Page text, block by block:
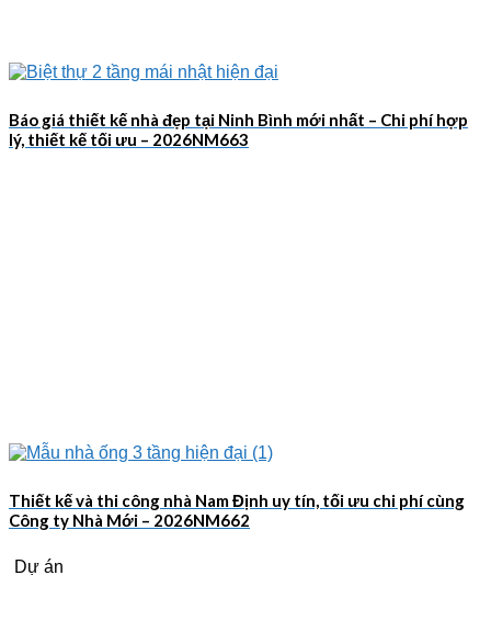
Báo giá thiết kế nhà đẹp tại Ninh Bình mới nhất – Chi phí hợp
lý, thiết kế tối ưu – 2026NM663
Thiết kế và thi công nhà Nam Định uy tín, tối ưu chi phí cùng
Công ty Nhà Mới – 2026NM662
Dự án